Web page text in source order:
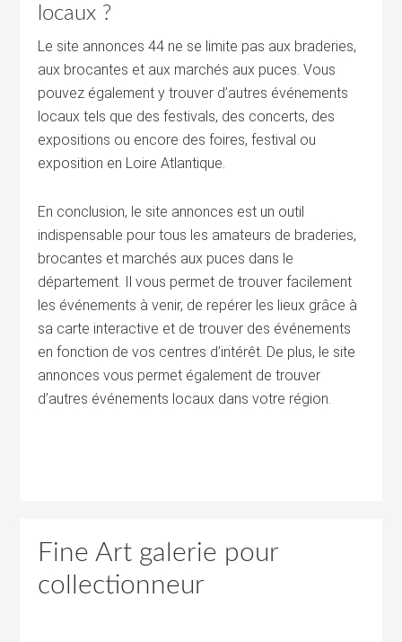
locaux ?
Le site annonces 44 ne se limite pas aux braderies,
aux brocantes et aux marchés aux puces. Vous
pouvez également y trouver d’autres événements
locaux tels que des festivals, des concerts, des
expositions ou encore des foires, festival ou
exposition en Loire Atlantique.
En conclusion, le site annonces est un outil
indispensable pour tous les amateurs de braderies,
brocantes et marchés aux puces dans le
département. Il vous permet de trouver facilement
les événements à venir, de repérer les lieux grâce à
sa carte interactive et de trouver des événements
en fonction de vos centres d’intérêt. De plus, le site
annonces vous permet également de trouver
d’autres événements locaux dans votre région.
Fine Art galerie pour
collectionneur